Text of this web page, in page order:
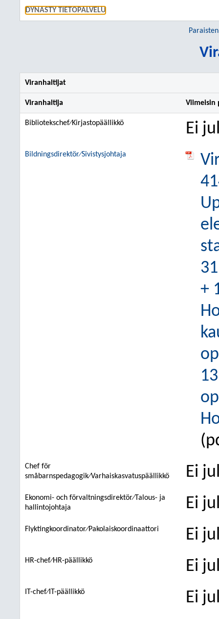
DYNASTY TIETOPALVELU
Viranhaltijat
Viranhaltija Viimeisin
Bibliotekschef⁄Kirjastopäällikkö Ei
Bildningsdirektör⁄Sivistysjohtaja
+
Chef för
småbarnspedagogik⁄Varhaiskasvatuspäällikkö
Ei
Ekonomi- och förvaltningsdirektör⁄Talous- ja
hallintojohtaja
Ei
Flyktingkoordinator⁄Pakolaiskoordinaattori Ei
HR-chef⁄HR-päällikkö Ei
IT-chef⁄IT-päällikkö Ei